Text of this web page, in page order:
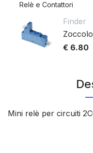
Relè e Contattori
Finder
€ 6.80
Mini relè per circuiti